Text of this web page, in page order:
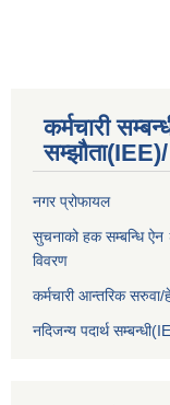
कर्मचारी
नगर प्रोफायल
सुचनाको हक सम्बन्धि ऐन
विवरण
कर्मचारी आन्तरिक
नदिजन्य पदार्थ